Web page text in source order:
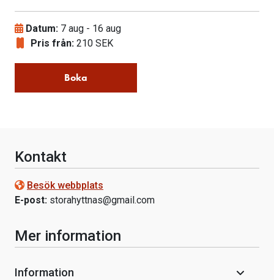
Datum: 7 aug - 16 aug
Pris från: 210 SEK
Boka
Kontakt
Besök webbplats
E-post: storahyttnas@gmail.com
Mer information
Information